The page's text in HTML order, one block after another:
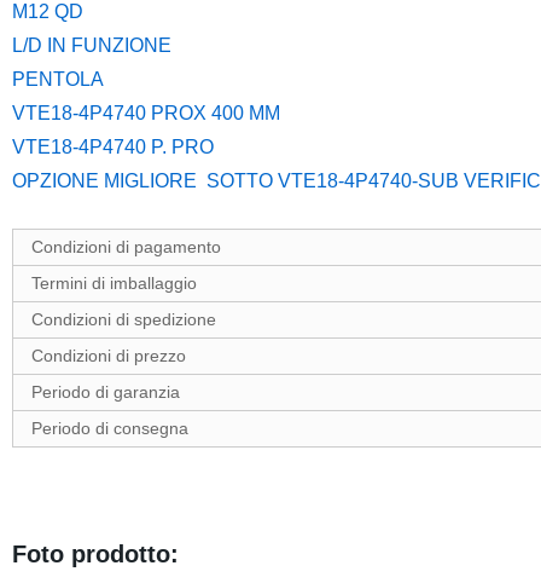
M12 QD
L/D IN FUNZIONE
PENTOLA
VTE18-4P4740 PROX 400 MM
VTE18-4P4740 P. PRO
OPZIONE MIGLIORE SOTTO VTE18-4P4740-SUB
Condizioni di pagamento
Termini di imballaggio
Condizioni di spedizione
Condizioni di prezzo
Periodo di garanzia
Periodo di consegna
Foto prodotto: